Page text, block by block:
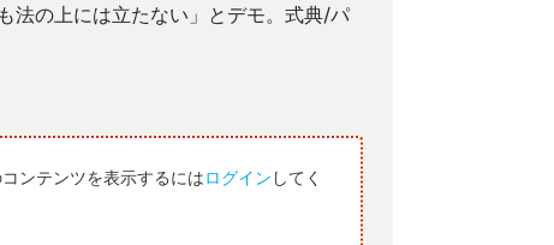
法の上には立たない」とデモ。式典/パ
ンテンツを表示するにはログイン してく